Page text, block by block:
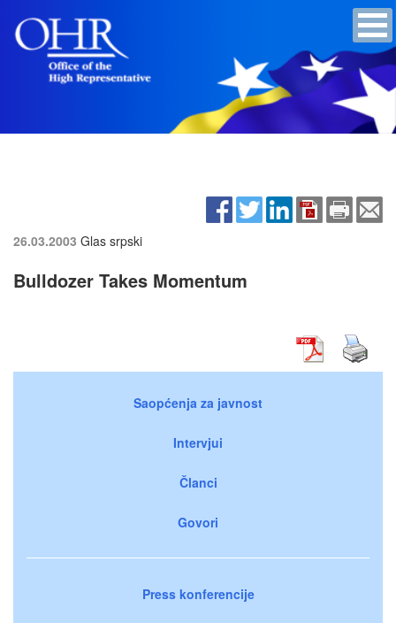
26.03.2003 Glas srpski
Bulldozer Takes Momentum
Saopćenja za javnost
Intervjui
Članci
Govori
Press konferencije